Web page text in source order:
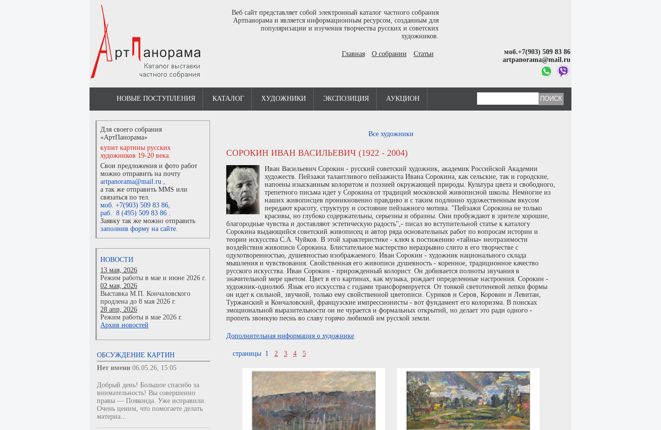
Веб сайт представляет собой электронный каталог частного собрания
Артпанорама и является информационным ресурсом, созданным для
популяризации и изучения творчества русских и советских
художников.
Главная О собрании Статьи
моб.+7(903) 509 83 86
artpanorama@mail.ru
НОВЫЕ ПОСТУПЛЕНИЯ КАТАЛОГ ХУДОЖНИКИ ЭКСПОЗИЦИЯ АУКЦИОН
Для своего собрания
«АртПанорама»
купит картины русских
художников 19-20 века.
Свои предложения и фото работ
можно отправить на почту
artpanorama@mail.ru ,
а так же отправить MMS или
связаться по тел.
моб. +7(903) 509 83 86,
раб. 8 (495) 509 83 86 .
Заявку так же можно отправить
заполнив форму на сайте.
НОВОСТИ
13 мая, 2026
Режим работы в мае и июне 2026 г.
02 мая, 2026
Выставка М.П. Кончаловского
продлена до 8 мая 2026 г.
28 апр, 2026
Режим работы в мае 2026 г.
Архив новостей
ОБСУЖДЕНИЕ КАРТИН
Нет имени 06.05.26, 15:05
Добрый день! Большое спасибо за
внимательность! Вы совершенно
правы — Пояконда. Уже исправили.
Очень ценим, что помогаете делать
материа...
Все художники
СОРОКИН ИВАН ВАСИЛЬЕВИЧ (1922 - 2004)
Иван Васильевич Сорокин - русский советский художник, академик Российской Академии
художеств. Пейзажи талантливого пейзажиста Ивана Сорокина, как сельские, так и городские,
напоены изысканным колоритом и поэзией окружающей природы. Культура цвета и свободного,
трепетного письма идет у Сорокина от традиций московской живописной школы. Немногие из
наших живописцев проникновенно правдиво и с таким подлинно художественным вкусом
передают красоту, структуру и состояние пейзажного мотива. "Пейзажи Сорокина не только
красивы, но глубоко содержательны, серьезны и образны. Они пробуждают в зрителе хорошие,
благородные чувства и доставляют эстетическую радость",- писал во вступительной статье к каталогу
Сорокина выдающийся советский живописец и автор ряда основательных работ по вопросам истории и
теории искусства С.А. Чуйков. В этой характеристике - ключ к постижению «тайны» неотразимости
воздействия живописи Сорокина. Блистательное мастерство неразрывно слито в его творчестве с
одухотворенностью, душевностью изображаемого. Иван Сорокин - художник национального склада
мышления и чувствования. Свойственная его живописи душевность - коренное, традиционное качество
русского искусства. Иван Сорокин - прирожденный колорист. Он добивается полноты звучания в
значительной мере цветом. Цвет в его картинах, как музыка, рождает определенные настроения. Сорокин -
художник-однолюб. Язык его искусства с годами трансформируется. От тонкой светотеневой лепки формы
он идет к сильной, звучной, только ему свойственной цветописи. Суриков и Серов, Коровин и Левитан,
Туржанский и Кончаловский, французские импрессионисты - вот фундамент его колоризма. В поисках
эмоциональной выразительности он не чурается и формальных открытий, но делает это ради одного -
пропеть звонкую песнь во славу горячо любимой им русской земли.
Дополнительная информация о художнике
страницы 1 2 3 4 5